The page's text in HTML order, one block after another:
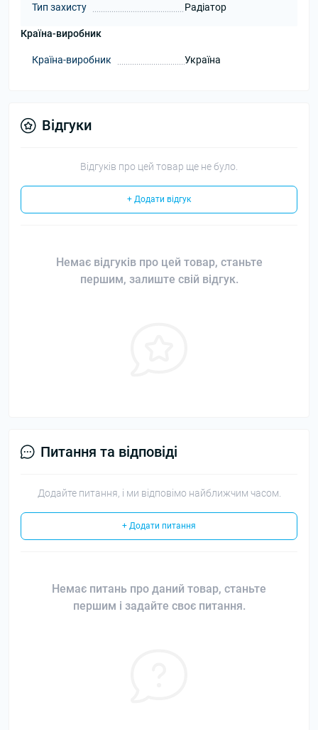
Тип захисту Радіатор
Країна-виробник
Країна-виробник Україна
Відгуки
Відгуків про цей товар ще не було.
+ Додати відгук
Немає відгуків про цей товар, станьте
першим, залиште свій відгук.
Питання та відповіді
Додайте питання, і ми відповімо найближчим часом.
+ Додати питання
Немає питань про даний товар, станьте
першим і задайте своє питання.